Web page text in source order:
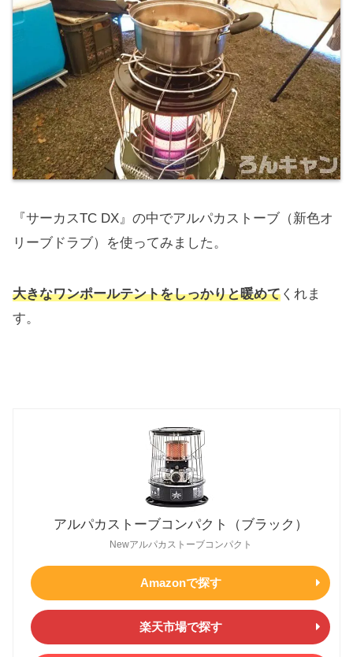
『サーカスTC DX』の中でアルパカストーブ（新色オ
リーブドラブ）を使ってみました。
大きなワンポールテントをしっかりと暖めて くれま
す。
アルパカストーブコンパクト（ブラック）
Newアルパカストーブコンパクト
Amazonで探す
楽天市場で探す